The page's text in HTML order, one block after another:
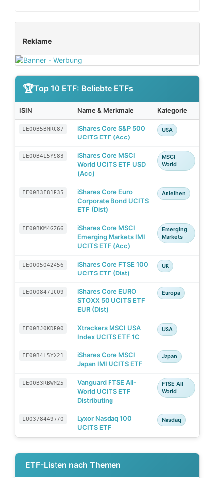
Reklame
Top 10 ETF: Beliebte ETFs
ISIN Name & Merkmale Kategorie
IE00B5BMR087
iShares Core S&P 500
UCITS ETF (Acc)
USA
IE00B4L5Y983
iShares Core MSCI
World UCITS ETF USD
(Acc)
MSCI
World
IE00B3F81R35
iShares Core Euro
Corporate Bond UCITS
ETF (Dist)
Anleihen
IE00BKM4GZ66
iShares Core MSCI
Emerging Markets IMI
UCITS ETF (Acc)
Emerging
Markets
IE0005042456
iShares Core FTSE 100
UCITS ETF (Dist)
UK
IE0008471009
iShares Core EURO
STOXX 50 UCITS ETF
EUR (Dist)
Europa
IE00BJ0KDR00
Xtrackers MSCI USA
Index UCITS ETF 1C
USA
IE00B4L5YX21
iShares Core MSCI
Japan IMI UCITS ETF
Japan
IE00B3RBWM25
Vanguard FTSE All-
World UCITS ETF
Distributing
FTSE All
World
LU0378449770
Lyxor Nasdaq 100
UCITS ETF
Nasdaq
ETF-Listen nach Themen